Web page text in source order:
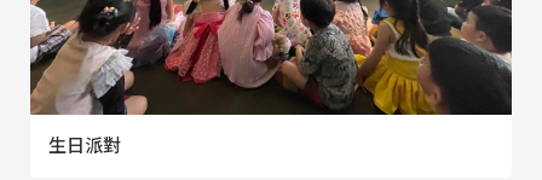
生日派對